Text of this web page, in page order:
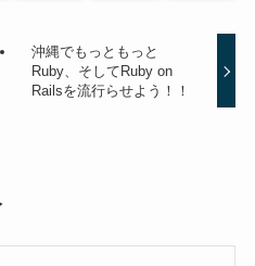
沖縄でもっともっと
Ruby、そしてRuby on
Railsを流行らせよう！！